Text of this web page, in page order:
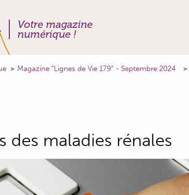
Votre magazine
numérique !
Magazine "Lignes de Vie 179" - Septembre 2024
des maladies rénales